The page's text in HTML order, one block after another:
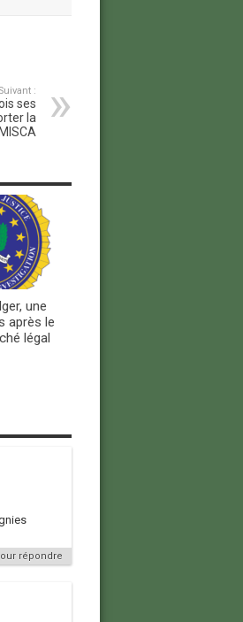
Suivant :
ses
la
MISCA
une
après le
légal
répondre